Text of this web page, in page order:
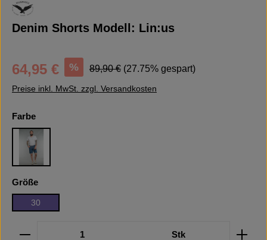
Denim Shorts Modell: Lin:us
Verkaufspreis:
64,95 € % Regulärer Preis:
89,90 € (27.75% gespart)
Preise inkl. MwSt. zzgl. Versandkosten
Farbeauswählen
Fashion Blue
Größeauswählen
30
Produkt Anzahl: Gib den gewünschten Wert ein
Stk